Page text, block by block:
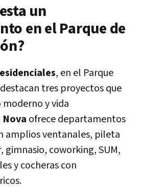
un
en el Parque de
, en el Parque
tres proyectos que
y vida
Nova ofrece departamentos
amplios ventanales, pileta
gimnasio, coworking, SUM,
y cocheras con